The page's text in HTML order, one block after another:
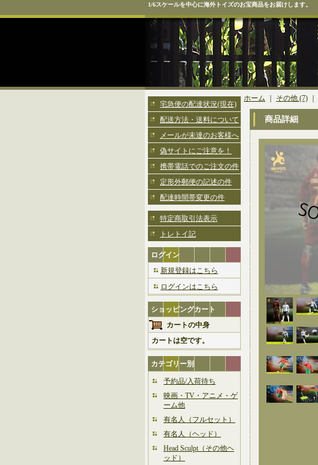
1/6スケールを中心に海外トイズのお宝商品をお届けします。
宅急便の配達状況(現在)
配送方法・送料について
メールが未達のお客様へ
偽サイトにご注意を！
携帯電話でのご注文の件
定形外郵便の記述の件
配達時間帯変更の件
特定商取引法表示
トレトイ記
ログイン
新規登録はこちら
ログインはこちら
ショッピングカート
カートの中身
カートは空です。
カテゴリー別
予約品/入荷待ち
映画・TV・アニメ・ゲ
ーム他
有名人（フルセット）
有名人（ヘッド）
Head Sculpt（その他ヘ
ッド）
ホーム その他 (7)
商品詳細